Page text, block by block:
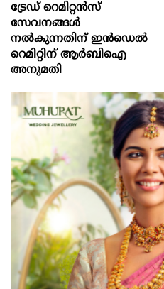
ട്രേഡ് റെമിറ്റന്‍സ്
സേവനങ്ങള്‍
നല്‍കുന്നതിന് ഇന്‍ഡെല്‍
റെമിറ്റിന് ആര്‍ബിഐ
അനുമതി